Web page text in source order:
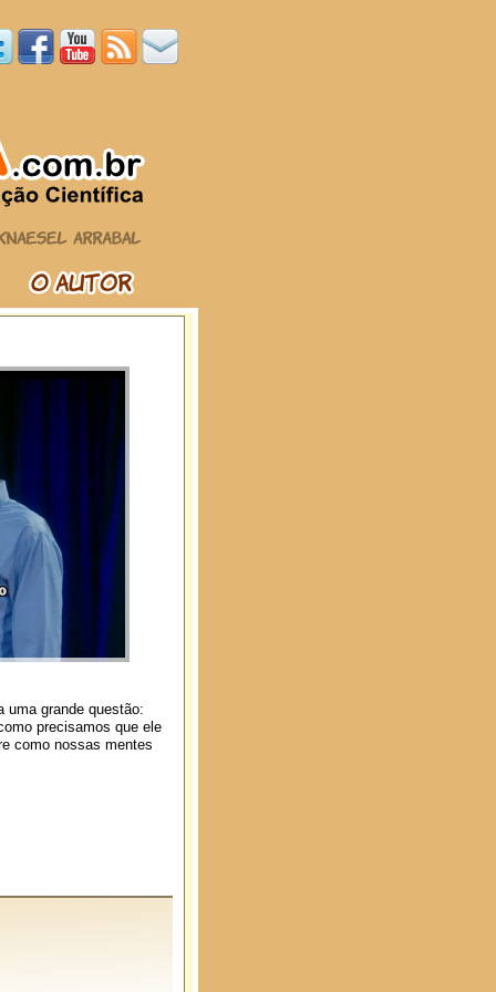
uma grande questão:
precisamos que ele
como nossas mentes